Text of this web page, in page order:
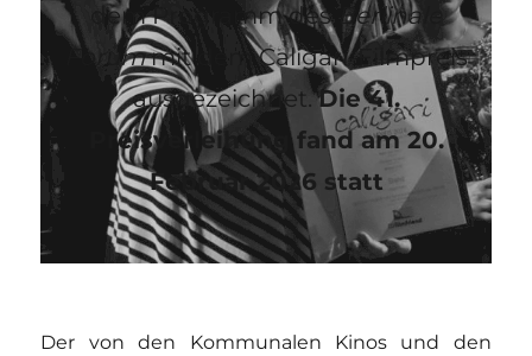
dem Programm des Berlinale
Forummit dem Caligari-Filmpreis
ausgezeichnet.Die 41.
Preisverleihung fand am 20.
Februar 2026 statt
Der von den Kommunalen Kinos und den